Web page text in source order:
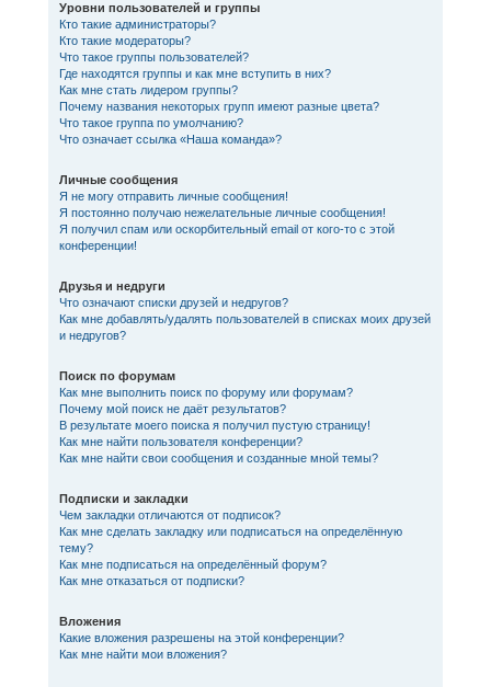
Уровни пользователей и группы
Кто такие администраторы?
Кто такие модераторы?
Что такое группы пользователей?
Где находятся группы и как мне вступить в них?
Как мне стать лидером группы?
Почему названия некоторых групп имеют разные цвета?
Что такое группа по умолчанию?
Что означает ссылка «Наша команда»?
Личные сообщения
Я не могу отправить личные сообщения!
Я постоянно получаю нежелательные личные сообщения!
Я получил спам или оскорбительный email от кого-то с этой
конференции!
Друзья и недруги
Что означают списки друзей и недругов?
Как мне добавлять/удалять пользователей в списках моих друзей
и недругов?
Поиск по форумам
Как мне выполнить поиск по форуму или форумам?
Почему мой поиск не даёт результатов?
В результате моего поиска я получил пустую страницу!
Как мне найти пользователя конференции?
Как мне найти свои сообщения и созданные мной темы?
Подписки и закладки
Чем закладки отличаются от подписок?
Как мне сделать закладку или подписаться на определённую
тему?
Как мне подписаться на определённый форум?
Как мне отказаться от подписки?
Вложения
Какие вложения разрешены на этой конференции?
Как мне найти мои вложения?